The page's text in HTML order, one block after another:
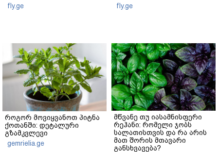
fly.ge
fly.ge
როგორ მოვიყვანოთ პიტნა
ქოთანში: დეტალური
გზამკვლევი
gemrielia.ge
მწვანე თუ იასამნისფერი
რეჰანი: რომელი ჯობს
სალათისთვის და რა არის
მათ შორის მთავარი
განსხვავება?